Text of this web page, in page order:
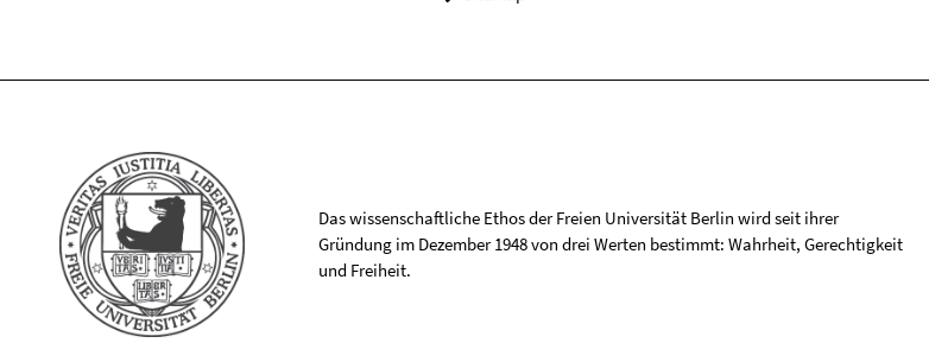
Das wissenschaftliche Ethos der Freien Universität Berlin wird seit ihrer
Gründung im Dezember 1948 von drei Werten bestimmt: Wahrheit, Gerechtigkeit
und Freiheit.